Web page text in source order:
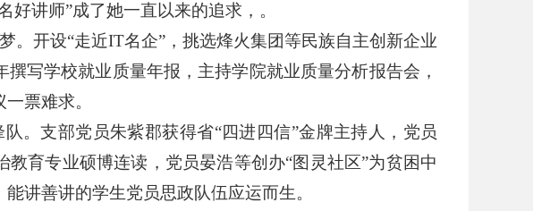
好讲师”成了她一直以来的追求，。
。开设“走近IT名企” ，挑选烽火集团等民族自主创新企业
写学校就业质量年报，主持学院就业质量分析报告会，
票难求。
。支部党员朱紫郡获得省“四进四信”金牌主持人，党员
教育专业硕博连读，党员晏浩等创办“图灵社区”为贫困中
讲善讲的学生党员思政队伍应运而生。